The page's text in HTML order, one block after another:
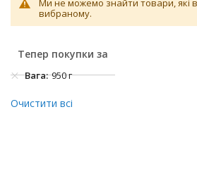
Ми не можемо знайти товари, які
вибраному.
Тепер покупки за
Вага 950 г
Очистити всі